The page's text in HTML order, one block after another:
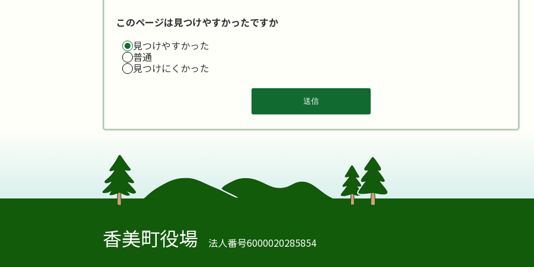
このページは見つけやすかったですか
見つけやすかった
普通
見つけにくかった
香美町役場
法人番号6000020285854